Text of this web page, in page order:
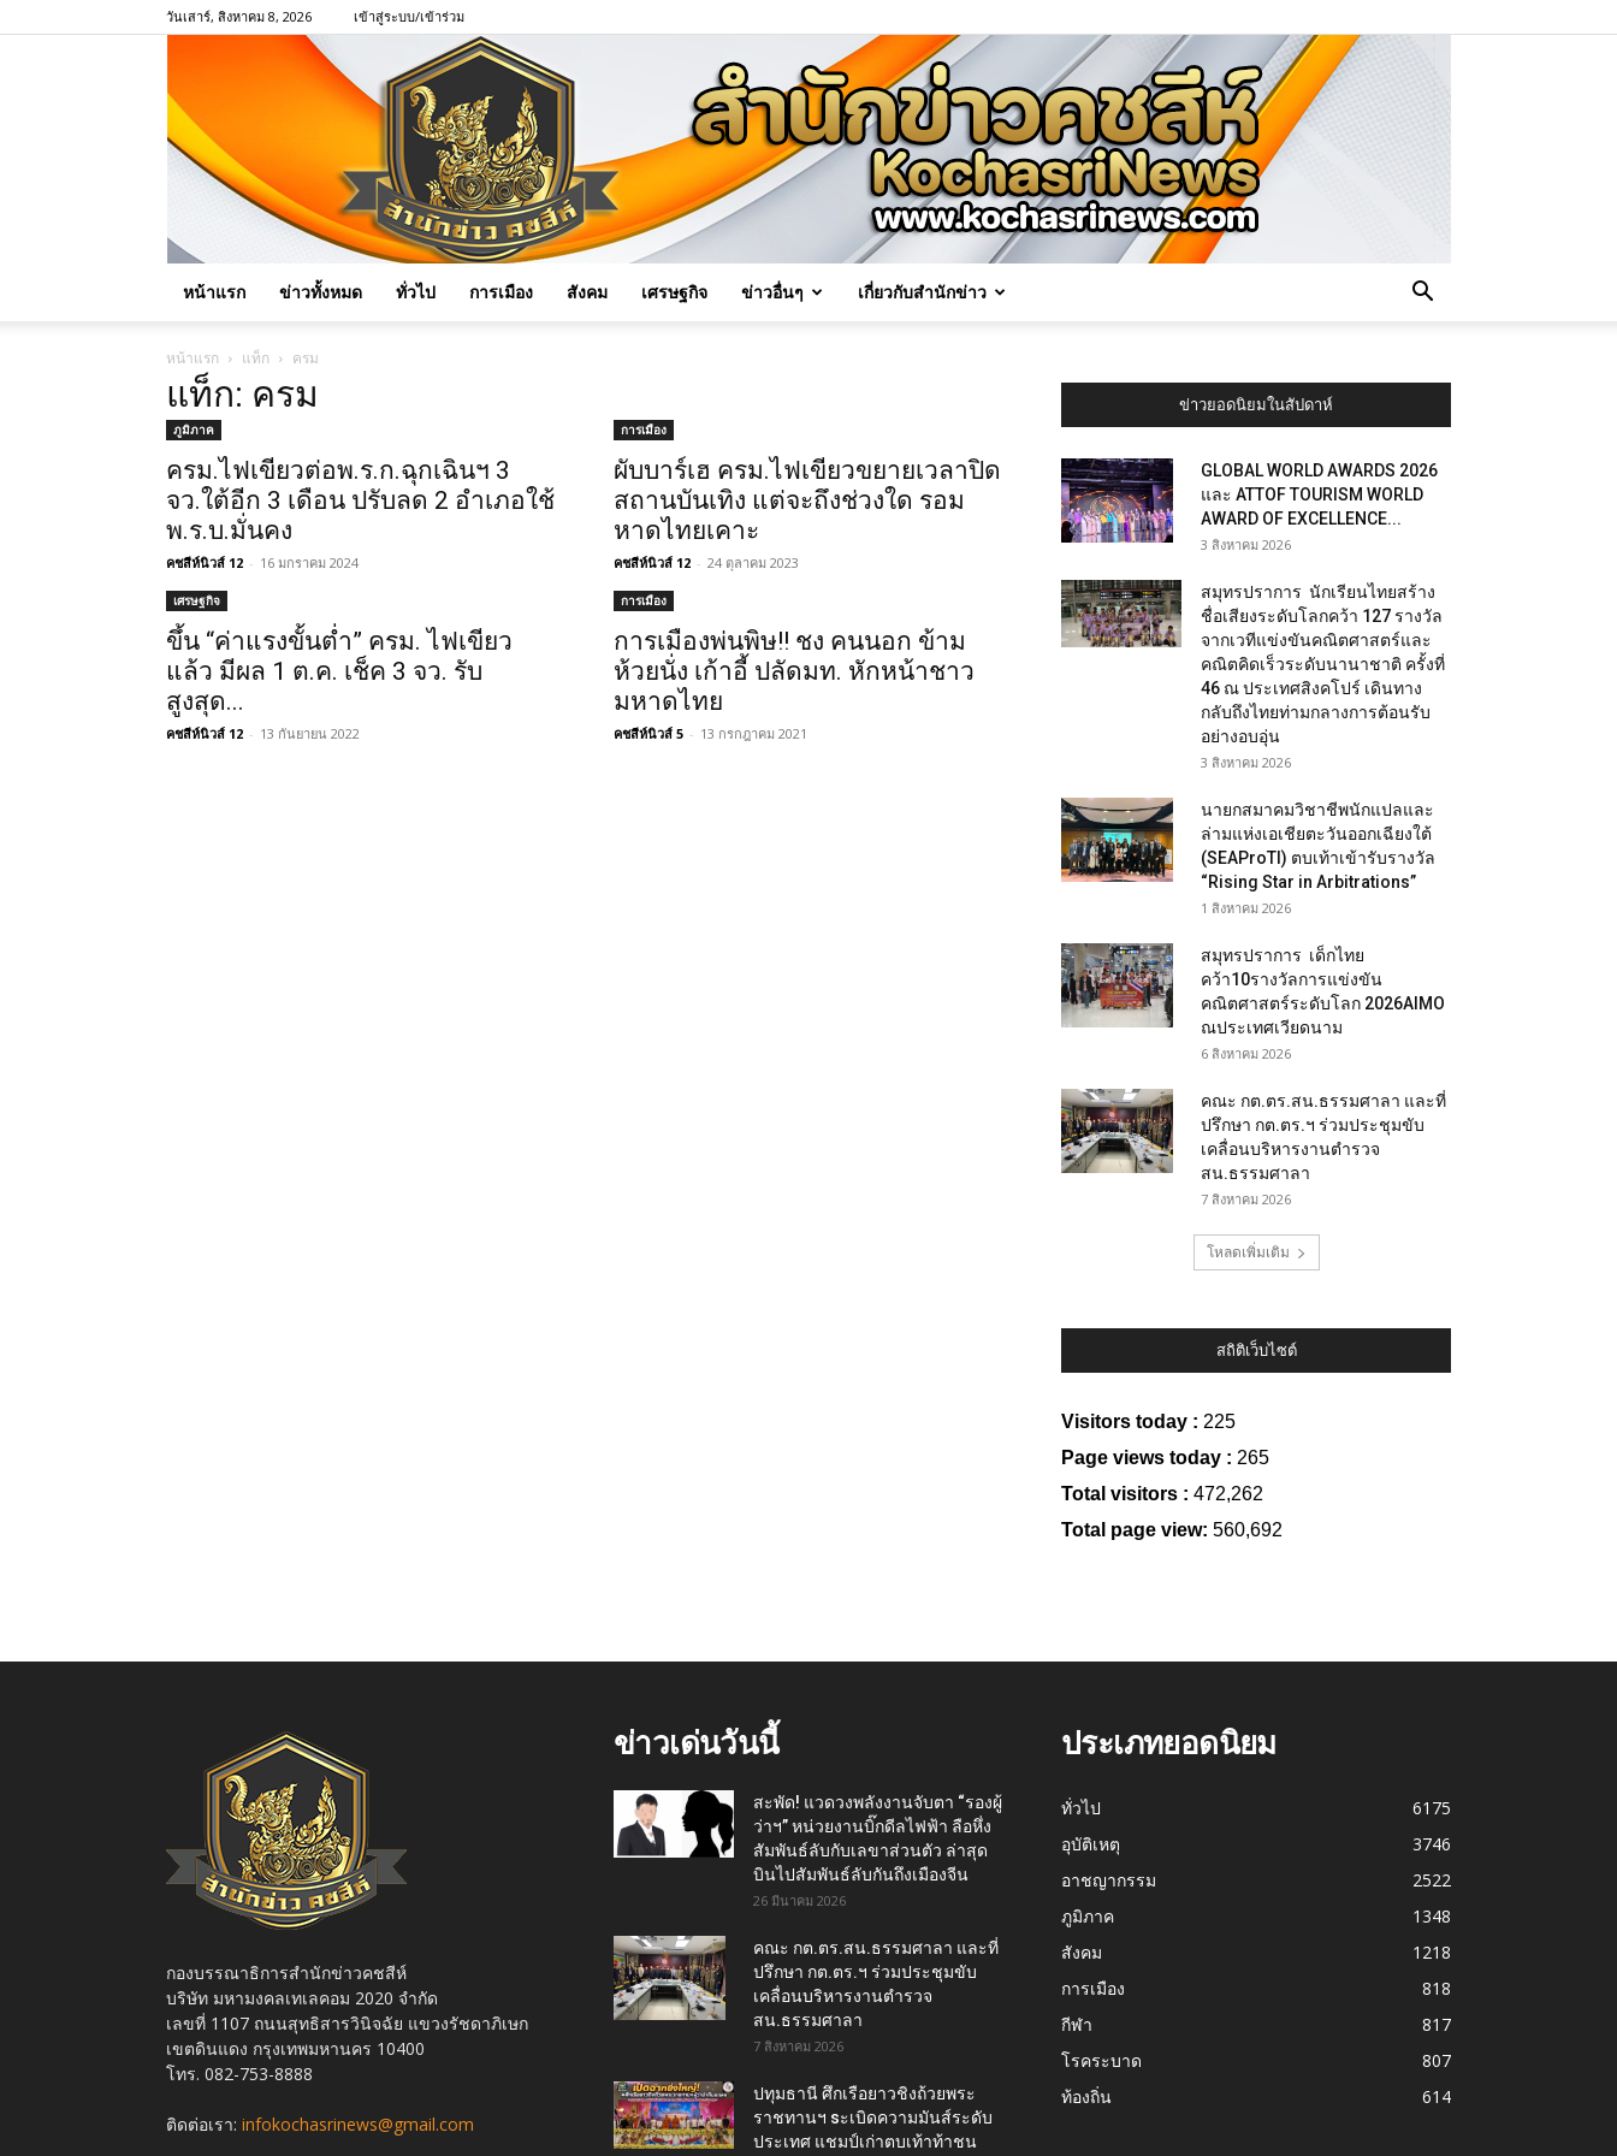
วันเสาร์, สิงหาคม 8, 2026 เข้าสู่ระบบ/เข้าร่วม
News
หน้าแรก ข่าวทั้งหมด ทั่วไป การเมือง สังคม เศรษฐกิจ ข่าวอื่นๆ เกี่ยวกับสำนักข่าว
หน้าแรก แท็ก ครม
แท็ก: ครม
ภูมิภาค
ครม.ไฟเขียวต่อพ.ร.ก.ฉุกเฉินฯ 3
จว.ใต้อีก 3 เดือน ปรับลด 2 อำเภอใช้
พ.ร.บ.มั่นคง
คชสีห์นิวส์ 12 - 16 มกราคม 2024
การเมือง
ผับบาร์เฮ ครม.ไฟเขียวขยายเวลาปิด
สถานบันเทิง แต่จะถึงช่วงใด รอม
หาดไทยเคาะ
คชสีห์นิวส์ 12 - 24 ตุลาคม 2023
เศรษฐกิจ
ขึ้น “ค่าแรงขั้นต่ำ” ครม. ไฟเขียว
แล้ว มีผล 1 ต.ค. เช็ค 3 จว. รับ
สูงสุด...
คชสีห์นิวส์ 12 - 13 กันยายน 2022
การเมือง
การเมืองพ่นพิษ!! ชง คนนอก ข้าม
ห้วยนั่ง เก้าอี้ ปลัดมท. หักหน้าชาว
มหาดไทย
คชสีห์นิวส์ 5 - 13 กรกฎาคม 2021
ข่าวยอดนิยมในสัปดาห์
GLOBAL WORLD AWARDS 2026
และ ATTOF TOURISM WORLD
AWARD OF EXCELLENCE...
3 สิงหาคม 2026
สมุทรปราการ นักเรียนไทยสร้าง
ชื่อเสียงระดับโลกคว้า 127 รางวัล
จากเวทีแข่งขันคณิตศาสตร์และ
คณิตคิดเร็วระดับนานาชาติ ครั้งที่
46 ณ ประเทศสิงคโปร์ เดินทาง
กลับถึงไทยท่ามกลางการต้อนรับ
อย่างอบอุ่น
3 สิงหาคม 2026
นายกสมาคมวิชาชีพนักแปลและ
ล่ามแห่งเอเชียตะวันออกเฉียงใต้
(SEAProTI) ตบเท้าเข้ารับรางวัล
“Rising Star in Arbitrations”
1 สิงหาคม 2026
สมุทรปราการ เด็กไทย
คว้า10รางวัลการแข่งขัน
คณิตศาสตร์ระดับโลก 2026AIMO
ณประเทศเวียดนาม
6 สิงหาคม 2026
คณะ กต.ตร.สน.ธรรมศาลา และที่
ปรึกษา กต.ตร.ฯ ร่วมประชุมขับ
เคลื่อนบริหารงานตำรวจ
สน.ธรรมศาลา
7 สิงหาคม 2026
โหลดเพิ่มเติม
สถิติเว็บไซต์
Visitors today : 225
Page views today : 265
Total visitors : 472,262
Total page view: 560,692
กองบรรณาธิการสำนักข่าวคชสีห์
บริษัท มหามงคลเทเลคอม 2020 จำกัด
เลขที่ 1107 ถนนสุทธิสารวินิจฉัย แขวงรัชดาภิเษก
เขตดินแดง กรุงเทพมหานคร 10400
โทร. 082-753-8888
ติดต่อเรา: infokochasrinews@gmail.com
ข่าวเด่นวันนี้
สะพัด! แวดวงพลังงานจับตา “รองผู้
ว่าฯ” หน่วยงานบิ๊กดีลไฟฟ้า ลือหึ่ง
สัมพันธ์ลับกับเลขาส่วนตัว ล่าสุด
บินไปสัมพันธ์ลับกันถึงเมืองจีน
26 มีนาคม 2026
คณะ กต.ตร.สน.ธรรมศาลา และที่
ปรึกษา กต.ตร.ฯ ร่วมประชุมขับ
เคลื่อนบริหารงานตำรวจ
สน.ธรรมศาลา
7 สิงหาคม 2026
ปทุมธานี ศึกเรือยาวชิงถ้วยพระ
ราชทานฯ sะเบิดความมันส์ระดับ
ประเทศ แชมป์เก่าตบเท้าท้าชน
ประเภทยอดนิยม
ทั่วไป
6175
อุบัติเหตุ
3746
อาชญากรรม
2522
ภูมิภาค
1348
สังคม
1218
การเมือง
818
กีฬา
817
โรคระบาด
807
ท้องถิ่น
614